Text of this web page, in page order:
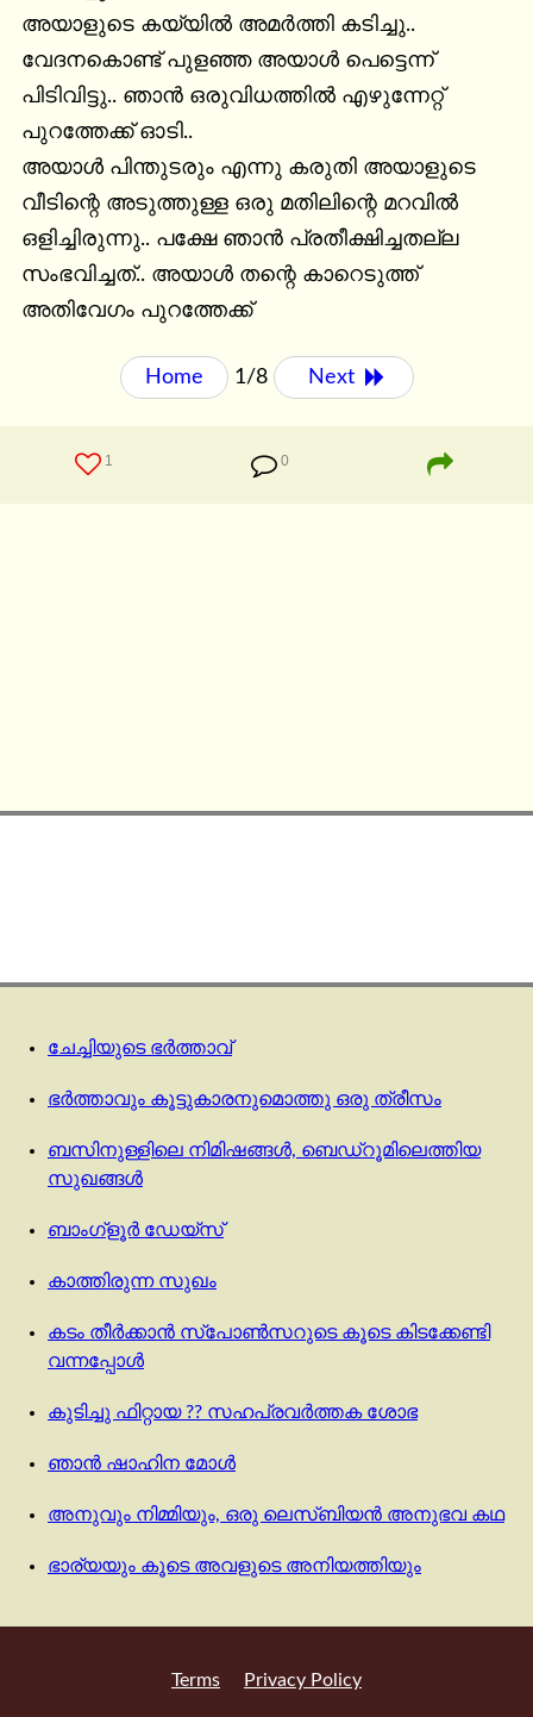
അയാളുടെ കയ്യിൽ അമർത്തി കടിച്ചു..
വേദനകൊണ്ട് പുളഞ്ഞ അയാൾ പെട്ടെന്ന്
പിടിവിട്ടു.. ഞാൻ ഒരുവിധത്തിൽ എഴുന്നേറ്റ്
പുറത്തേക്ക് ഓടി..
അയാൾ പിന്തുടരും എന്നു കരുതി അയാളുടെ
വീടിന്റെ അടുത്തുള്ള ഒരു മതിലിന്റെ മറവിൽ
ഒളിച്ചിരുന്നു.. പക്ഷേ ഞാൻ പ്രതീക്ഷിച്ചതല്ല
സംഭവിച്ചത്.. അയാൾ തന്റെ കാറെടുത്ത്
അതിവേഗം പുറത്തേക്ക്
Home 1/8 Next
1 0
ചേച്ചിയുടെ ഭർത്താവ്
ഭർത്താവും കൂട്ടുകാരനുമൊത്തു ഒരു ത്രീസം
ബസിനുള്ളിലെ നിമിഷങ്ങൾ, ബെഡ്‌റൂമിലെത്തിയ
സുഖങ്ങൾ
ബാംഗ്ളൂർ ഡേയ്സ്
കാത്തിരുന്ന സുഖം
കടം തീർക്കാൻ സ്‌പോൺസറുടെ കൂടെ കിടക്കേണ്ടി
വന്നപ്പോൾ
കുടിച്ചു ഫിറ്റായ ?? സഹപ്രവർത്തക ശോഭ
ഞാൻ ഷാഹിന മോൾ
അനുവും നിമ്മിയും, ഒരു ലെസ്ബിയൻ അനുഭവ കഥ
ഭാര്യയും കൂടെ അവളുടെ അനിയത്തിയും
Terms Privacy Policy